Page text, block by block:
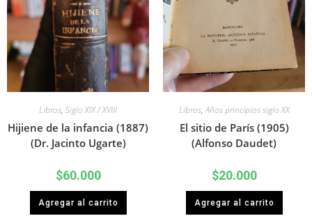
Libros, Siglo XIX / XVIII
Hijiene de la infancia (1887)
(Dr. Jacinto Ugarte)
$60.000
Agregar al carrito
Libros,Años principios siglo XX
El sitio de París (1905)
(Alfonso Daudet)
$20.000
Agregar al carrito